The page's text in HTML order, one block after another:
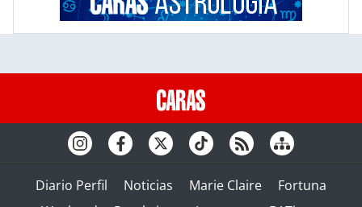
Diario Perfil Noticias Marie Claire
Fortuna